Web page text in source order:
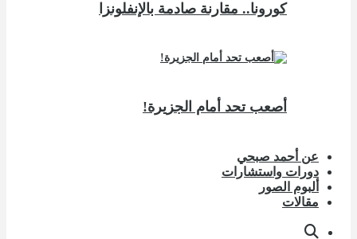
كورونا.. مقارنة صادمة بالإنفلونزا
أصعب تحد أمام الجزيرة!
عن أحمد صبحي
دورات واستشارات
ألبوم الصور
مقالات